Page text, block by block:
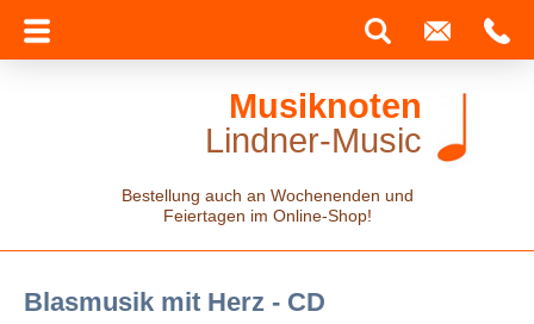
Musiknoten
Lindner-Music
Bestellung auch an Wochenenden und
Feiertagen im Online-Shop!
Blasmusik mit Herz - CD